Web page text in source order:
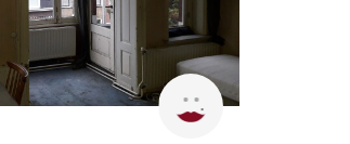
Lizet